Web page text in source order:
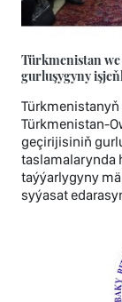
Türkmenistan
gurluşygyny
Türkmenistan-
geçirijisiniň
taslamalarynda
taýýarlygyny
syýasat